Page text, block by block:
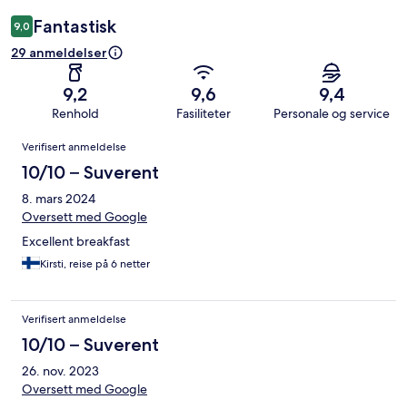
9,0 Fantastisk
29 anmeldelser
9,2
Renhold
9,6
Fasiliteter
9,4
Personale og service
Anmeldelser
Verifisert anmeldelse
10/10 – Suverent
8. mars 2024
Oversett med Google
Excellent breakfast
Kirsti, reise på 6 netter
Verifisert anmeldelse
10/10 – Suverent
26. nov. 2023
Oversett med Google